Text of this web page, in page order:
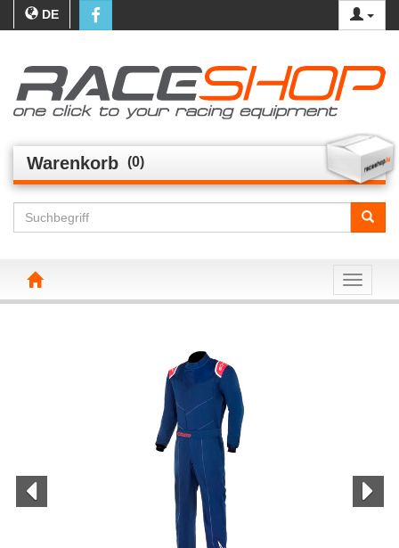
DE
Warenkorb (0)
Toggle